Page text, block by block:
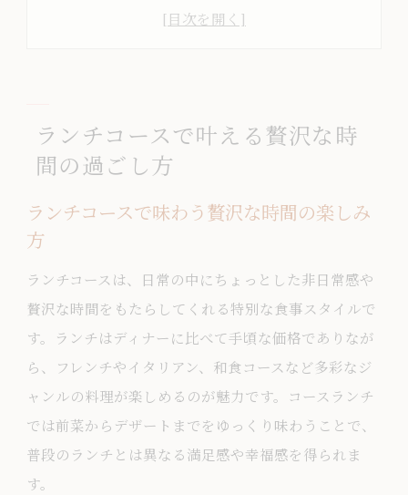
贅沢感を高めるランチコース選びのコツ
る方法
ゆったり過ごす贅沢なランチコース体験
ランチコース選びで後悔しないポイント
インスタ映えするおしゃれなランチコー
ス活用法
おしゃれさと満足度を両立するランチコ
ランチコースで叶える贅沢な時
間の過ごし方
ランチコースで味わう贅沢な時間の楽しみ
方
ランチコースは、日常の中にちょっとした非日常感や
贅沢な時間をもたらしてくれる特別な食事スタイルで
す。ランチはディナーに比べて手頃な価格でありなが
ら、フレンチやイタリアン、和食コースなど多彩なジ
ャンルの料理が楽しめるのが魅力です。コースランチ
では前菜からデザートまでをゆっくり味わうことで、
普段のランチとは異なる満足感や幸福感を得られま
す。